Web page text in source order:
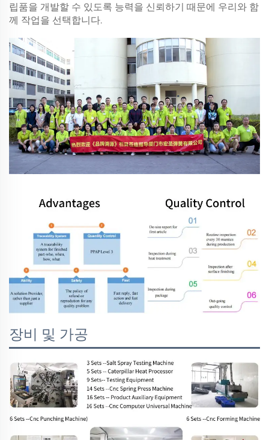
립품을 개발할 수 있도록 능력을 신뢰하기 때문에 우리와 함
께 작업을 선택합니다.
장비 및 가공